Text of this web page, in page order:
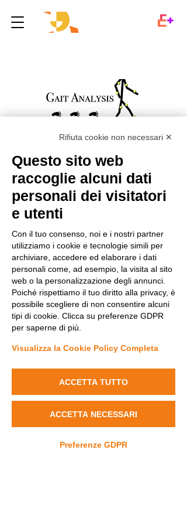
and definition of gait patterns in
subjects affected by Dravet Syndrome
"Gait Impariment in Dravet Syndrome:
characte- rization and rehabilitation
perspecitves". Collaborators:
University Hospital of Padua,
University Hospital of Verona, Besta
Neurological Institute, CREP, Dravet
Clinic of the Antwerp University
Hospital, the Stichting
Dravetsyndroom Nederland /
Vlaanderen association and the
Dravet Italia Onlus.
Poster
Publication
Contact
Rifiuta cookie non necessari ✕
Questo sito web
raccoglie alcuni dati
personali dei visitatori
e utenti
Con il tuo consenso, noi e i nostri partner
utilizziamo i cookie e tecnologie simili per
archiviare, accedere ed elaborare i dati
personali come, ad esempio, la visita al sito
web o la personalizzazione degli annunci.
Poiché rispettiamo il tuo diritto alla privacy, è
possibile scegliere di non consentire alcuni
tipi di cookie. Clicca su preferenze GDPR
per saperne di più.
Visualizza la Cookie Policy Completa
ACCETTA TUTTO
ACCETTA NECESSARI
Preferenze GDPR